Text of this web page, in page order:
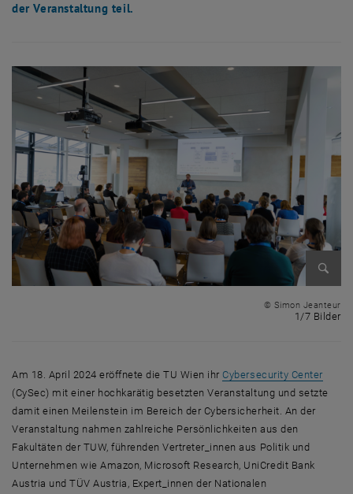
der Veranstaltung teil.
© Simon Jeanteur
1/7 Bilder
Am 18. April 2024 eröffnete die TU Wien ihr Cybersecurity Center,
(CySec) mit einer hochkarätig besetzten Veranstaltung und setzte
damit einen Meilenstein im Bereich der Cybersicherheit. An der
Veranstaltung nahmen zahlreiche Persönlichkeiten aus den
Fakultäten der TUW, führenden Vertreter_innen aus Politik und
Unternehmen wieAmazon, Microsoft Research , UniCredit Bank
Austria und TÜV Austria, Expert_innen der Nationalen